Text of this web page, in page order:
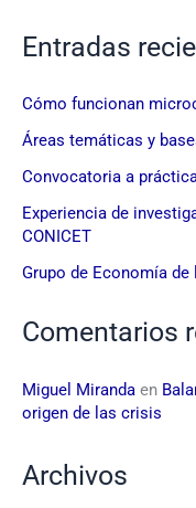
Entradas
Cómo funcionan
Áreas temáticas y
Convocatoria a
Experiencia de
CONICET
Grupo de Economía de
Comentarios
Miguel Miranda en
origen de las crisis
Archivos